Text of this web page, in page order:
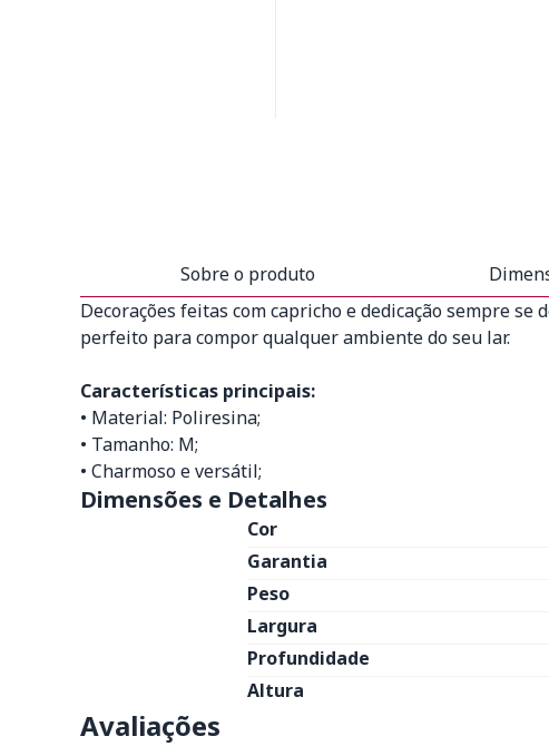
Sobre o produto
Decorações feitas com capricho e dedicação sempre se
perfeito para compor qualquer ambiente do seu lar.
Características principais:
• Material: Poliresina;
• Tamanho: M;
• Charmoso e versátil;
Dimensões e Detalhes
Cor
Garantia
Peso
Largura
Profundidade
Altura
Avaliações